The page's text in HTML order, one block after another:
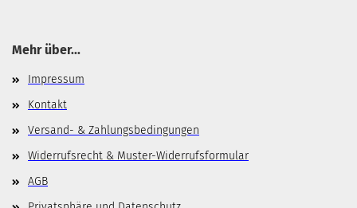
Mehr über...
Impressum
Kontakt
Versand- & Zahlungsbedingungen
Widerrufsrecht & Muster-Widerrufsformular
AGB